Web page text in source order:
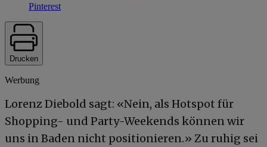
Pinterest
Drucken
Werbung
Lorenz Diebold sagt: «Nein, als Hotspot für
Shopping- und Party-Weekends können wir
uns in Baden nicht positionieren.» Zu ruhig sei